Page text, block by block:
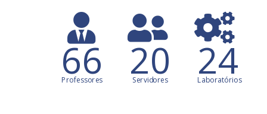
66
Professores 20
Servidores 24
Laboratórios